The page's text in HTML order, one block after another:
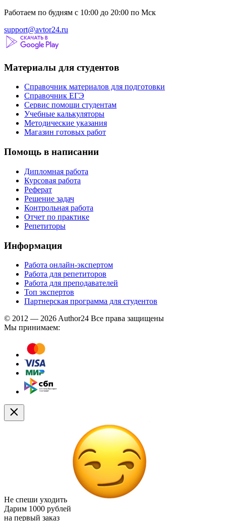
Работаем по будням с 10:00 до 20:00 по Мск
support@avtor24.ru
Материалы для студентов
Справочник материалов для подготовки
Справочник ЕГЭ
Сервис помощи студентам
Учебные калькуляторы
Методические указания
Магазин готовых работ
Помощь в написании
Дипломная работа
Курсовая работа
Реферат
Решение задач
Контрольная работа
Отчет по практике
Репетиторы
Информация
Работа онлайн-экспертом
Работа для репетиторов
Работа для преподавателей
Топ экспертов
Партнерская программа для студентов
© 2012 — 2026 Author24 Все права защищены
Мы принимаем:
Не спеши уходить
Дарим 1000 рублей
на первый заказ